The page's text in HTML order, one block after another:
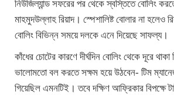
নিউজিল্যান্ড সফরের পর থেকে স্বস্তিতে বোলিং
মাহমুদউল্লাহ রিয়াদ। স্পেশালিষ্ট বোলার না হলেও
বোলিং বিভিন্ন সময়ে দলকে এনে দিয়েছে সাফল্য।
কাঁধের চোটের কারণে দীর্ঘদিন বোলিং থেকে দূরে
ভালোমতো বল করতে সক্ষম হয়ে উঠবেন- টিম
গিয়েছিল এমনটিই। তবে দক্ষিণ আফ্রিকার বিপক্ষে